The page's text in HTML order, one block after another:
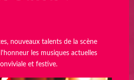
nouveaux talents de la scène
les musiques actuelles
et festive.